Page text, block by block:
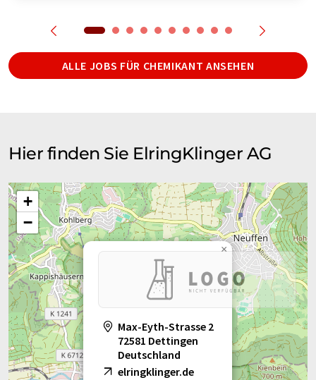
ALLE JOBS FÜR CHEMIKANT ANSEHEN
Hier finden Sie ElringKlinger AG
Max-Eyth-Strasse 2
72581 Dettingen
Deutschland
elringklinger.de
×
+
−